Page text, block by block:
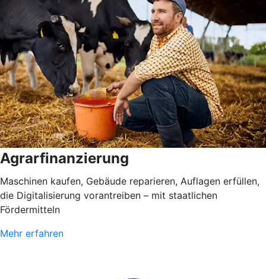
Agrarfinanzierung
Maschinen kaufen, Gebäude reparieren, Auflagen erfüllen,
die Digitalisierung vorantreiben – mit staatlichen
Fördermitteln
Mehr erfahren